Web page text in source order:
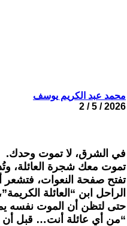
محمد عبد الكريم يوسف
2026 / 5 / 2
‏في الشرق، لا تموت وحدك.
‏تموت معك شجرة العائلة،
‏تفتح صفحة النعوات، فتشعر
‏الراحل ابن “العائلة
‏حتى لتظن أن الموت نفسه
‏“من أي عائلة أنت… قبل أن